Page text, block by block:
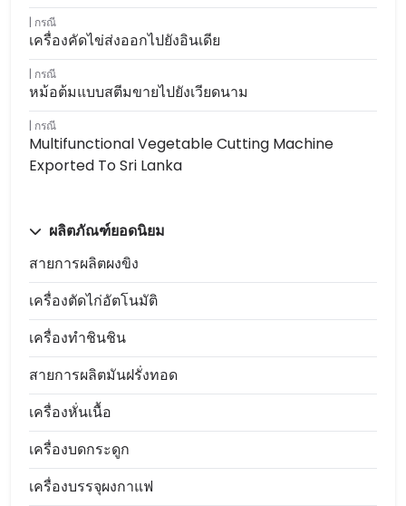
กรณี
เครื่องคัดไข่ส่งออกไปยังอินเดีย
กรณี
หม้อต้มแบบสตีมขายไปยังเวียดนาม
กรณี
Multifunctional Vegetable Cutting Machine
Exported To Sri Lanka
ผลิตภัณฑ์ยอดนิยม
สายการผลิตผงขิง
เครื่องตัดไก่อัตโนมัติ
เครื่องทำชินชิน
สายการผลิตมันฝรั่งทอด
เครื่องหั่นเนื้อ
เครื่องบดกระดูก
เครื่องบรรจุผงกาแฟ